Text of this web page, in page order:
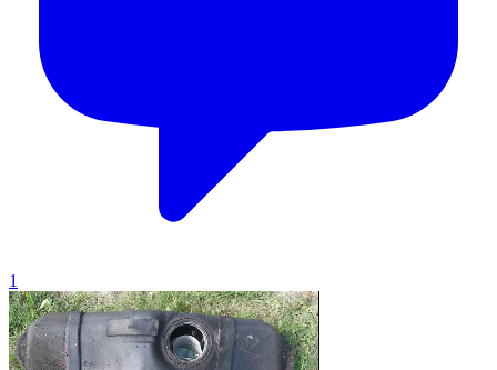
1